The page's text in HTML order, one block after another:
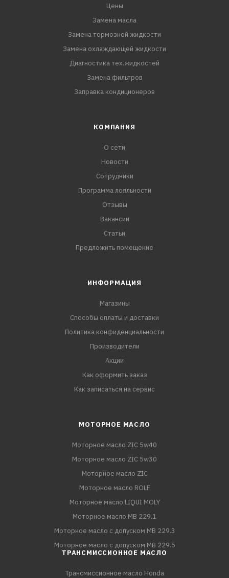
Цены
Замена масла
Замена тормозной жидкости
Замена охлаждающей жидкости
Диагностика тех.жидкостей
Замена фильтров
Заправка кондиционеров
КОМПАНИЯ
О сети
Новости
Сотрудники
Программа лояльности
Отзывы
Вакансии
Статьи
Предложить помещение
ИНФОРМАЦИЯ
Магазины
Способы оплаты и доставки
Политика конфиденциальности
Производители
Акции
Как оформить заказ
Как записаться на сервис
МОТОРНОЕ МАСЛО
Моторное масло ZIC 5w40
Моторное масло ZIC 5w30
Моторное масло ZIC
Моторное масло ROLF
Моторное масло LIQUI MOLY
Моторное масло MB 229.1
Моторное масло с допуском MB 229.3
Моторное масло с допуском MB 229.5
ТРАНСМИССИОННОЕ МАСЛО
Трансмиссионное масло Honda